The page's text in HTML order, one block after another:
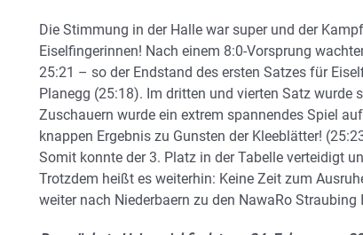
Die Stimmung in der Halle war super und der
Eiselfingerinnen! Nach einem 8:0-Vorsprung
25:21 – so der Endstand des ersten Satzes für
Planegg (25:18). Im dritten und vierten Satz wurde
Zuschauern wurde ein extrem spannendes Spiel
knappen Ergebnis zu Gunsten der Kleeblätter!
Somit konnte der 3. Platz in der Tabelle verteidigt
Trotzdem heißt es weiterhin: Keine Zeit zum
weiter nach Niederbaern zu den NawaRo Straubing